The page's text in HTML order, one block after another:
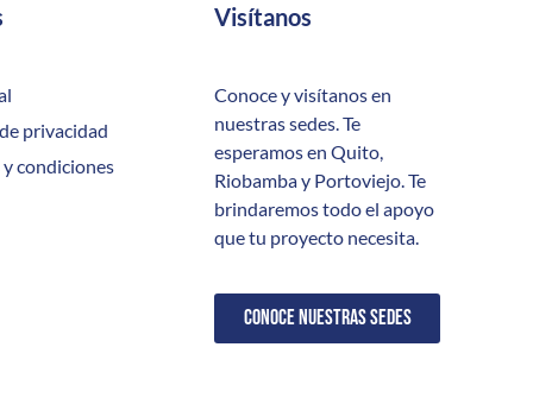
privacidad
y condiciones
Visítanos
Conoce y visítanos en
nuestras sedes. Te
esperamos en Quito,
Riobamba y Portoviejo. Te
brindaremos todo el apoyo
que tu proyecto necesita.
CONOCE NUESTRAS SEDES